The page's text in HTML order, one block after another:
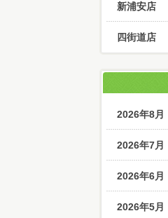
新浦安店
四街道店
2026年8月
2026年7月
2026年6月
2026年5月